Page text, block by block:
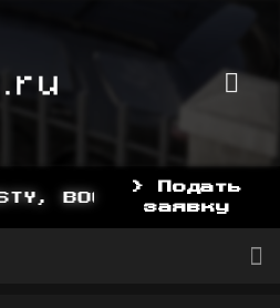
YDDY
> Подать
заявку